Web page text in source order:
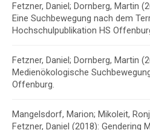
Fetzner, Daniel; Dornberg, Martin
Eine Suchbewegung nach dem
Hochschulpublikation HS
Fetzner, Daniel; Dornberg, Martin
Medienökologische
Offenburg.
Mangelsdorf, Marion; Mikoleit,
Fetzner, Daniel (2018): Gendering